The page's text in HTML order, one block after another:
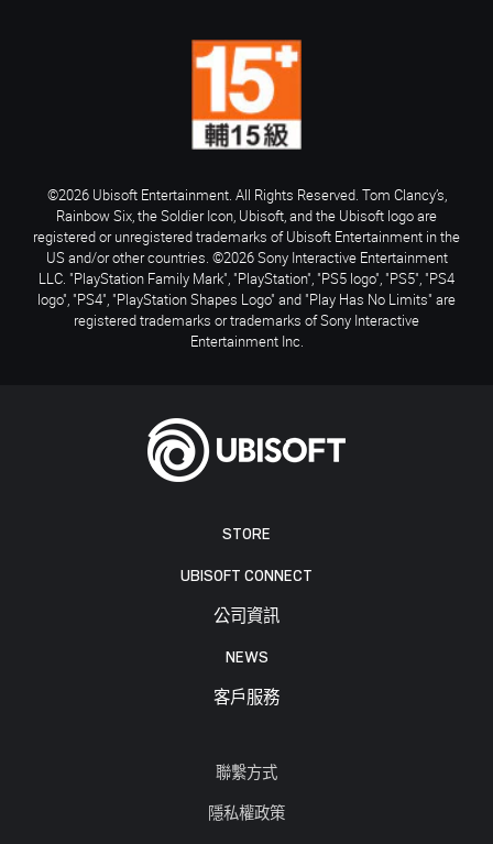
STORE
UBISOFT CONNECT
公司資訊
NEWS
客戶服務
聯繫方式
隱私權政策
©2026 Ubisoft Entertainment. All Rights Reserved. Tom Clancy’s,
Rainbow Six, the Soldier Icon, Ubisoft, and the Ubisoft logo are
registered or unregistered trademarks of Ubisoft Entertainment in the
US and/or other countries. ©2026 Sony Interactive Entertainment
LLC. "PlayStation Family Mark", "PlayStation", "PS5 logo", "PS5", "PS4
logo", "PS4", "PlayStation Shapes Logo" and "Play Has No Limits" are
registered trademarks or trademarks of Sony Interactive
Entertainment Inc.